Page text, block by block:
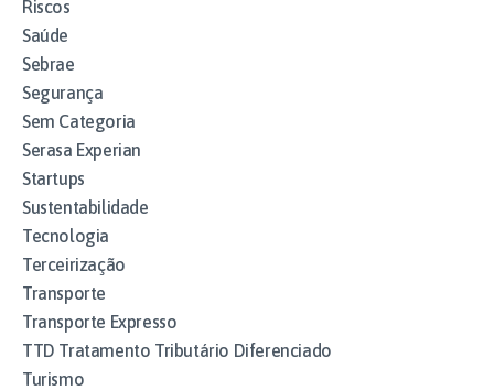
Riscos
Saúde
Sebrae
Segurança
Sem Categoria
Serasa Experian
Startups
Sustentabilidade
Tecnologia
Terceirização
Transporte
Transporte Expresso
TTD Tratamento Tributário Diferenciado
Turismo